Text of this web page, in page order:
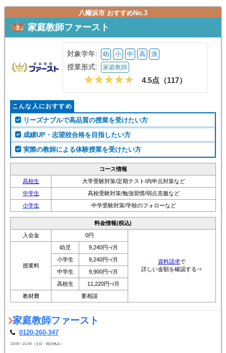
八幡浜市 おすすめNo.3
家庭教師ファースト
対象学年: 幼 小 中 高 浪
授業形式: 家庭教師
4.5点（117）
こんな人におすすめ
リーズナブルで高品質の授業を受けたい方
成績UP・志望校合格を目指したい方
実際の教師による体験授業を受けたい方
コース情報
高校生
大学受験対策/定期テスト/内申点対策など
中学生
高校受験対策/勉強習慣/弱点克服など
小学生
中学受験対策/学校のフォローなど
料金情報(税込)
入会金
0円
資料請求で
詳しい金額を確認する⇒
授業料
幼児
9,240円~/月
小学生
9,240円~/月
中学生
9,900円~/月
高校生
11,220円~/月
教材費
要相談
家庭教師ファースト
0120-260-347
13:00～21:00（土日・祝日休み）